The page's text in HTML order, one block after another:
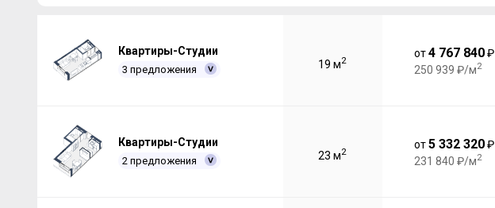
Квартиры-Студии
3 предложения 19 м2
от4 767 840₽
250 939 ₽/м2
Квартиры-Студии
2 предложения 23 м2
от5 332 320₽
231 840 ₽/м2